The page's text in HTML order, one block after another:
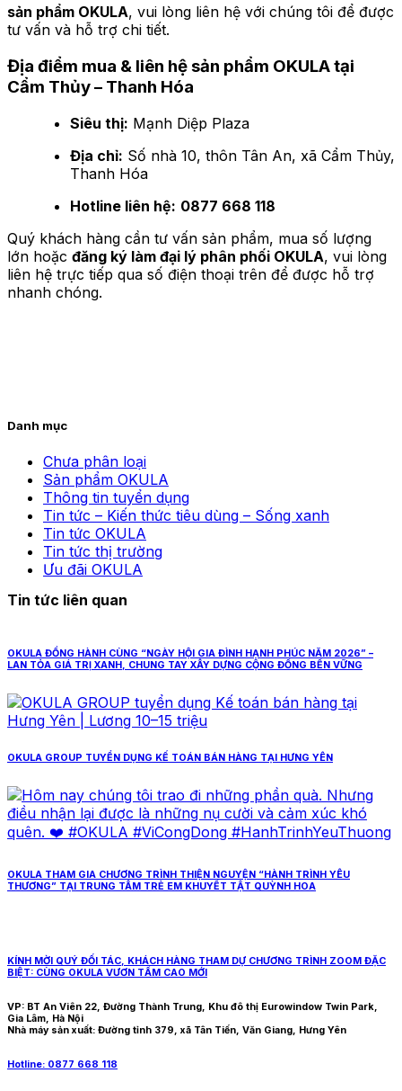
sản phẩm OKULA, vui lòng liên hệ với chúng tôi để được
tư vấn và hỗ trợ chi tiết.
Địa điểm mua & liên hệ sản phẩm OKULA tại
Cẩm Thủy – Thanh Hóa
Siêu thị: Mạnh Diệp Plaza
Địa chỉ: Số nhà 10, thôn Tân An, xã Cẩm Thủy,
Thanh Hóa
Hotline liên hệ: 0877 668 118
Quý khách hàng cần tư vấn sản phẩm, mua số lượng
lớn hoặc đăng ký làm đại lý phân phối OKULA, vui lòng
liên hệ trực tiếp qua số điện thoại trên để được hỗ trợ
nhanh chóng.
Danh mục
Chưa phân loại
Sản phẩm OKULA
Thông tin tuyển dụng
Tin tức – Kiến thức tiêu dùng – Sống xanh
Tin tức OKULA
Tin tức thị trường
Ưu đãi OKULA
Tin tức liên quan
OKULA ĐỒNG HÀNH CÙNG “NGÀY HỘI GIA ĐÌNH HẠNH PHÚC NĂM 2026” –
LAN TỎA GIÁ TRỊ XANH, CHUNG TAY XÂY DỰNG CỘNG ĐỒNG BỀN VỮNG
OKULA GROUP TUYỂN DỤNG KẾ TOÁN BÁN HÀNG TẠI HƯNG YÊN
OKULA THAM GIA CHƯƠNG TRÌNH THIỆN NGUYỆN “HÀNH TRÌNH YÊU
THƯƠNG” TẠI TRUNG TÂM TRẺ EM KHUYẾT TẬT QUỲNH HOA
KÍNH MỜI QUÝ ĐỐI TÁC, KHÁCH HÀNG THAM DỰ CHƯƠNG TRÌNH ZOOM ĐẶC
BIỆT: CÙNG OKULA VƯƠN TẦM CAO MỚI
VP: BT An Viên 22, Đường Thành Trung, Khu đô thị Eurowindow Twin Park,
Gia Lâm, Hà Nội
Nhà máy sản xuất: Đường tỉnh 379, xã Tân Tiến, Văn Giang, Hưng Yên
Hotline: 0877 668 118